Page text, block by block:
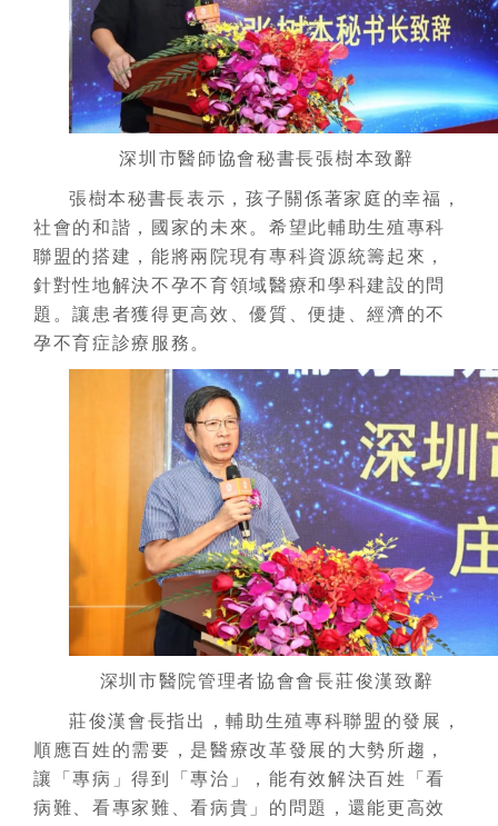
深圳市醫師協會秘書長張樹本致辭
張樹本秘書長表示，孩子關係著家庭的幸福，
社會的和諧，國家的未來。希望此輔助生殖專科
聯盟的搭建，能將兩院現有專科資源統籌起來，
針對性地解決不孕不育領域醫療和學科建設的問
題。讓患者獲得更高效、優質、便捷、經濟的不
孕不育症診療服務。
深圳市醫院管理者協會會長莊俊漢致辭
莊俊漢會長指出，輔助生殖專科聯盟的發展，
順應百姓的需要，是醫療改革發展的大勢所趨，
讓「專病」得到「專治」，能有效解決百姓「看
病難、看專家難、看病貴」的問題，還能更高效